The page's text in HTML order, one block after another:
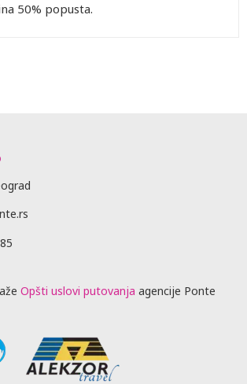
50% popusta.
Opšti uslovi putovanja agencije Ponte